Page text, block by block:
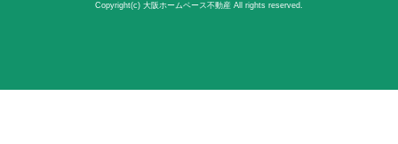
Copyright(c) 大阪ホームベース不動産 All rights reserved.